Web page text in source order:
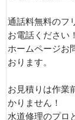
通話料無料のフ
お電話ください！
ホームページお
おります。
お見積りは作業
かりません！
水道修理のプロ